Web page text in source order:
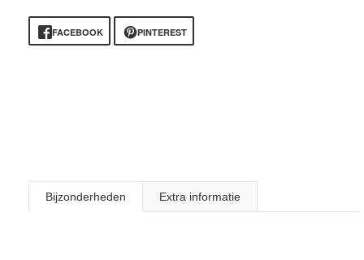
FACEBOOK PINTEREST
Bijzonderheden Extra informatie